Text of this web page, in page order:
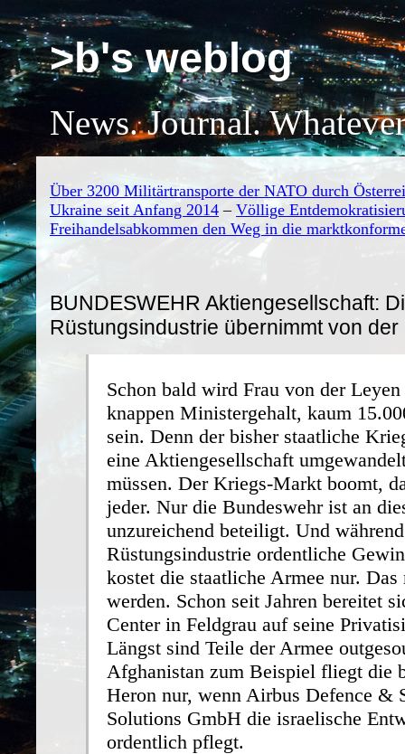
>b's weblog
News. Journal.
Über 3200 Militärtransporte der NATO durch
Ukraine seit Anfang 2014 – Völlige
Freihandelsabkommen den Weg in die
BUNDESWEHR Aktiengesellschaft:
Rüstungsindustrie übernimmt von der
Schon bald wird Frau von der
knappen Ministergehalt, kaum
sein. Denn der bisher staatliche
eine Aktiengesellschaft
müssen. Der Kriegs-Markt boomt,
jeder. Nur die Bundeswehr ist an
unzureichend beteiligt. Und
Rüstungsindustrie ordentliche
kostet die staatliche Armee nur. Das
werden. Schon seit Jahren bereitet
Center in Feldgrau auf seine
Längst sind Teile der Armee
Afghanistan zum Beispiel fliegt die
Heron nur, wenn Airbus Defence &
Solutions GmbH die israelische
ordentlich pflegt.